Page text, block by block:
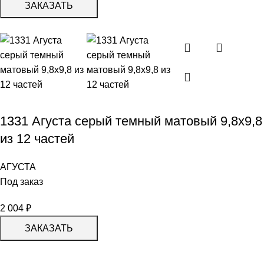
ЗАКАЗАТЬ
1331 Агуста серый темный матовый 9,8х9,8
из 12 частей
АГУСТА
Под заказ
2 004 ₽
ЗАКАЗАТЬ